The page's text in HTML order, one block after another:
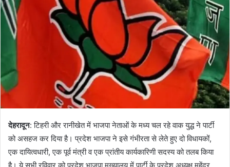
n
m
a
l
देहरादून: टिहरी और रानीखेत में भाजपा नेताओं के मध्य चल रहे वाक युद्ध ने पार्टी
को असहज कर दिया है। प्रदेश भाजपा ने इसे गंभीरता से लेते हुए दो विधायकों,
एक दायित्वधारी, एक पूर्व मंत्री व एक प्रांतीय कार्यकारिणी सदस्य को तलब किया